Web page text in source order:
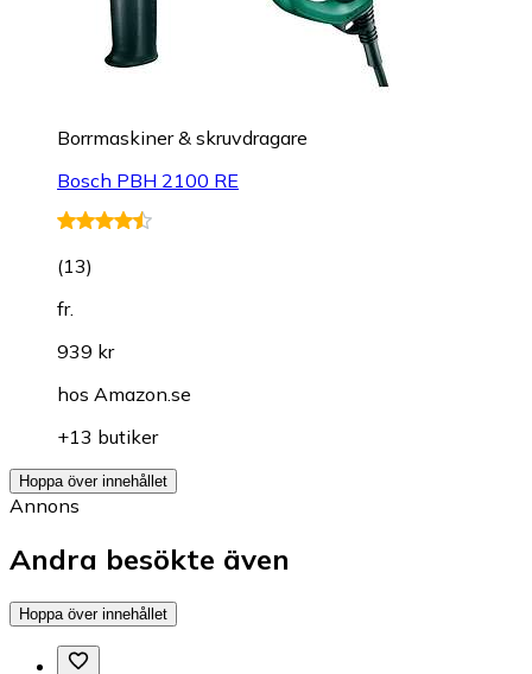
Borrmaskiner & skruvdragare
Bosch PBH 2100 RE
(13)
fr.
939 kr
hos Amazon.se
+13 butiker
Hoppa över innehållet
Annons
Andra besökte även
Hoppa över innehållet